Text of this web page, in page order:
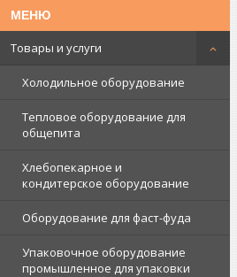
Товары и услуги
Холодильное оборудование
Тепловое оборудование для
общепита
Хлебопекарное и
кондитерское оборудование
Оборудование для фаст-фуда
Упаковочное оборудование
промышленное для упаковки